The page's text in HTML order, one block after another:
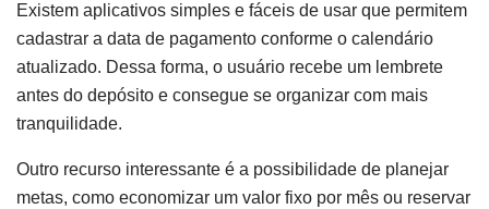
Existem aplicativos simples e fáceis de usar que permitem
cadastrar a data de pagamento conforme o calendário
atualizado. Dessa forma, o usuário recebe um lembrete
antes do depósito e consegue se organizar com mais
tranquilidade.
Outro recurso interessante é a possibilidade de planejar
metas, como economizar um valor fixo por mês ou reservar